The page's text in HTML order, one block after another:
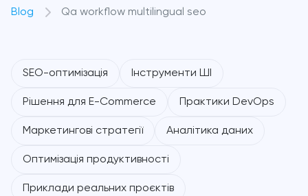
Blog Qa workflow multilingual seo
SEO-оптимізація Інструменти ШІ
Рішення для E-Commerce Практики DevOps
Маркетингові стратегії Аналітика даних
Оптимізація продуктивності
Приклади реальних проєктів